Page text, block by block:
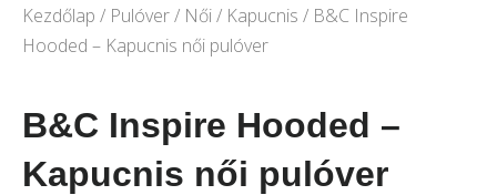
Kezdőlap / Pulóver/ Női/ Kapucnis / B&C Inspire
Hooded – Kapucnis női pulóver
B&C Inspire Hooded –
Kapucnis női pulóver